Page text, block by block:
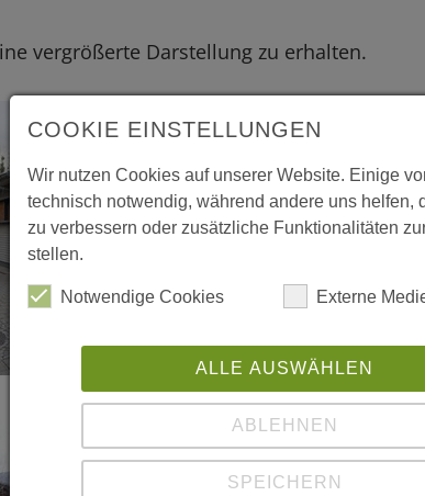
vergrößerte Darstellung zu erhalten.
COOKIE EINSTELLUNGEN
Wir nutzen Cookies auf unserer Website. Einige
technisch notwendig, während andere uns helfen,
zu verbessern oder zusätzliche Funktionalitäten
stellen.
Notwendige Cookies Externe
ALLE AUSWÄHLEN
ABLEHNEN
SPEICHERN